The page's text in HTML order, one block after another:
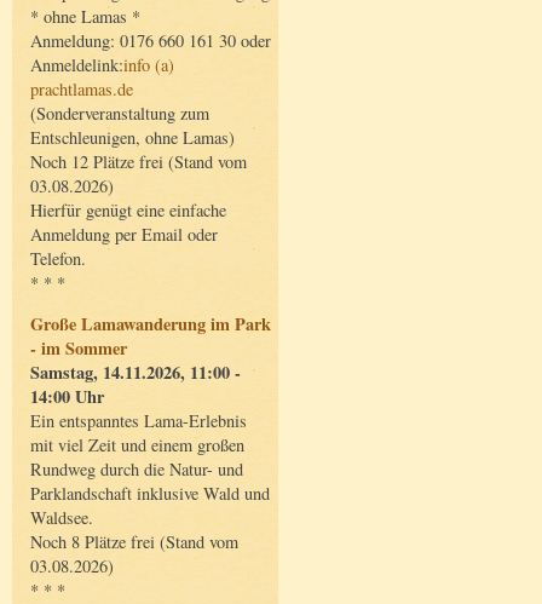
* ohne Lamas *
Anmeldung: 0176 660 161 30 oder
Anmeldelink:info (a)
prachtlamas.de
(Sonderveranstaltung zum
Entschleunigen, ohne Lamas)
Noch 12 Plätze frei (Stand vom
03.08.2026)
Hierfür genügt eine einfache
Anmeldung per Email oder
Telefon.
* * *
Große Lamawanderung im Park
- im Sommer
Samstag, 14.11.2026, 11:00 -
14:00 Uhr
Ein entspanntes Lama-Erlebnis
mit viel Zeit und einem großen
Rundweg durch die Natur- und
Parklandschaft inklusive Wald und
Waldsee.
Noch 8 Plätze frei (Stand vom
03.08.2026)
* * *